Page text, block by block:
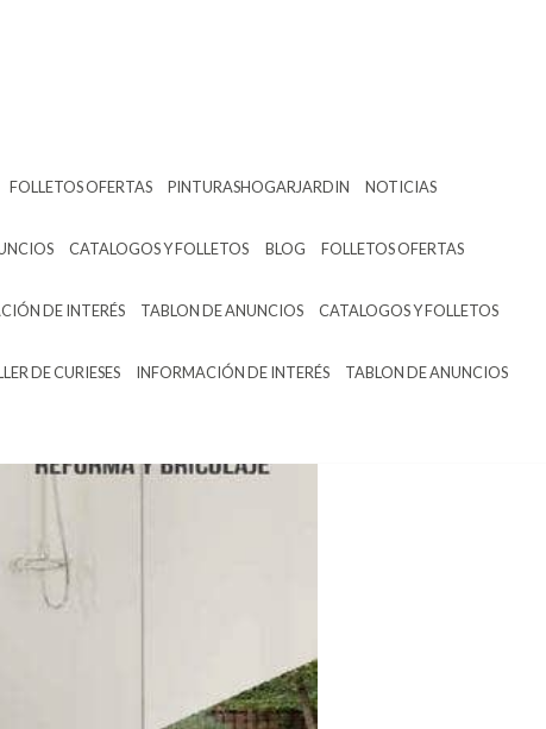
FOLLETOS OFERTAS PINTURASHOGARJARDIN NOTICIAS
CATALOGOS Y FOLLETOS BLOG FOLLETOS OFERTAS
DE INTERÉS TABLON DE ANUNCIOS CATALOGOS Y FOLLETOS
DE CURIESES INFORMACIÓN DE INTERÉS TABLON DE ANUNCIOS